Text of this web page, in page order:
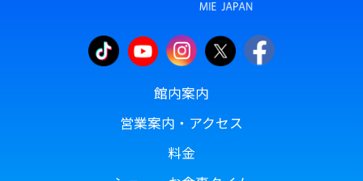
館内案内
営業案内・アクセス
料金